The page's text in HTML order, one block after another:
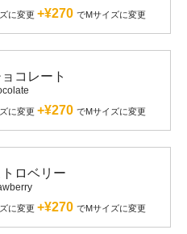
に変更 +¥270 でMサイズに変更
コレート
に変更 +¥270 でMサイズに変更
ロベリー
に変更 +¥270 でMサイズに変更